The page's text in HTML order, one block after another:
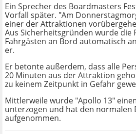
Ein Sprecher des Boardmasters
Vorfall später. "Am
einer der Attraktionen
Aus Sicherheitsgründen wurde die
Fahrgästen an Bord automatisch
er.
Er betonte außerdem, dass alle
20 Minuten aus der Attraktion
zu keinem Zeitpunkt in Gefahr
Mittlerweile wurde "Apollo 13"
unterzogen und hat den normalen
aufgenommen.